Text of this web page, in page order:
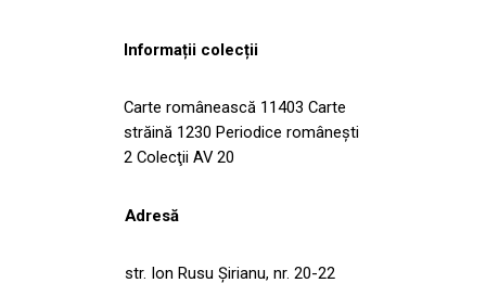
Informații colecții
Carte românească 11403 Carte
străină 1230 Periodice româneşti
2 Colecţii AV 20
Adresă
str. Ion Rusu Şirianu, nr. 20-22